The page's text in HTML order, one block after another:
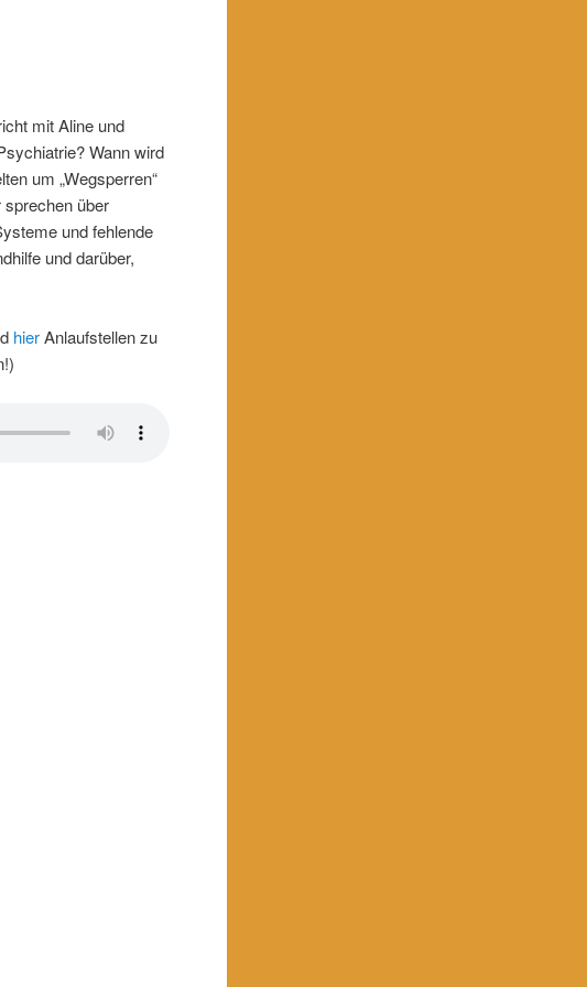
mit Aline und
Wann wird
um „Wegsperren“
sprechen über
und fehlende
und darüber,
hierAnlaufstellen zu